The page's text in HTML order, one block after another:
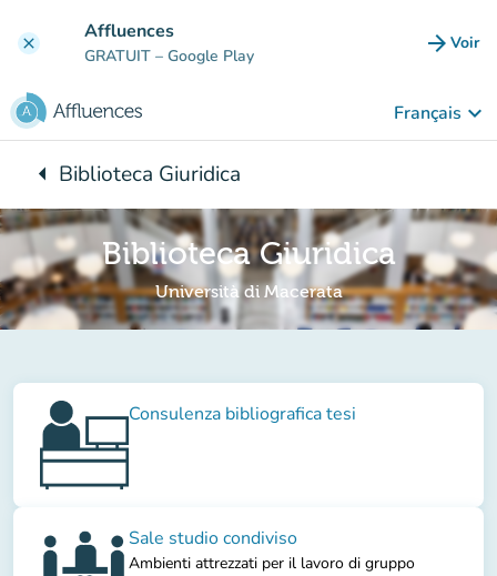
clear Affluences
GRATUIT – Google Play arrow_forward Voir
Français keyboard_arrow_down
arrow_leftRetour à :
Biblioteca Giuridica
Biblioteca Giuridica
Università di Macerata
Consulenza bibliografica tesi
Sale studio condiviso
Ambienti attrezzati per il lavoro di gruppo